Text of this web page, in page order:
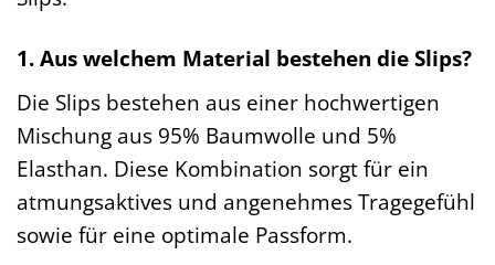
1. Aus welchem Material bestehen die Slips?
Die Slips bestehen aus einer hochwertigen
Mischung aus 95% Baumwolle und 5%
Elasthan. Diese Kombination sorgt für ein
atmungsaktives und angenehmes Tragegefühl
sowie für eine optimale Passform.